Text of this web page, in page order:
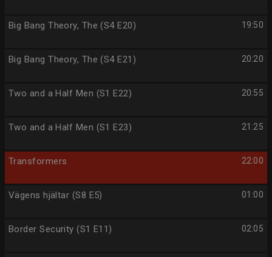
19:50
Big Bang Theory, The (S4 E20)
20:20
Big Bang Theory, The (S4 E21)
20:55
Two and a Half Men (S1 E22)
21:25
Two and a Half Men (S1 E23)
22:00
Transformers
01:00
Vägens hjältar (S8 E5)
02:05
Border Security (S1 E11)